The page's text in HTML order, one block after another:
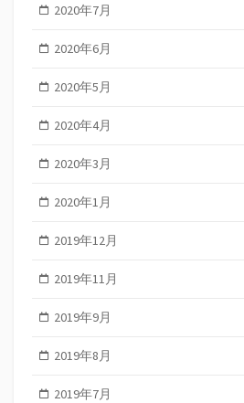
2020年7月
2020年6月
2020年5月
2020年4月
2020年3月
2020年1月
2019年12月
2019年11月
2019年9月
2019年8月
2019年7月